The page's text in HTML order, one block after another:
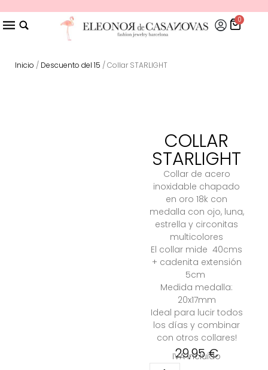
0
Inicio / Descuento del 15 / Collar STARLIGHT
COLLAR
STARLIGHT
Collar de acero
inoxidable chapado
en oro 18k con
medalla con ojo, luna,
estrella y circonitas
multicolores
El collar mide 40cms
+ cadenita extensión
5cm
Medida medalla:
20x17mm
Ideal para lucir todos
los días y combinar
con otros collares!
29,95€
IVA incluido